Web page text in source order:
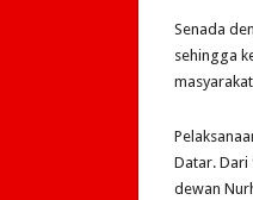
Senada
sehingga
Datar. Dari
dewan